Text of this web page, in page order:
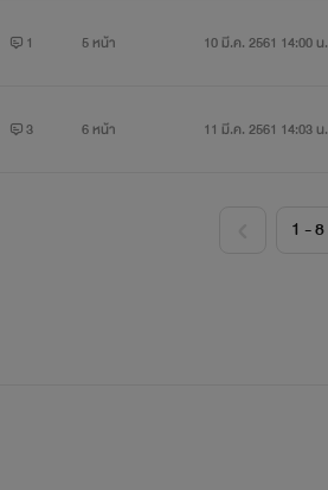
1 5 หน้า 10 มี.ค. 2561 14:00 น.
3 6 หน้า 11 มี.ค. 2561 14:03 น.